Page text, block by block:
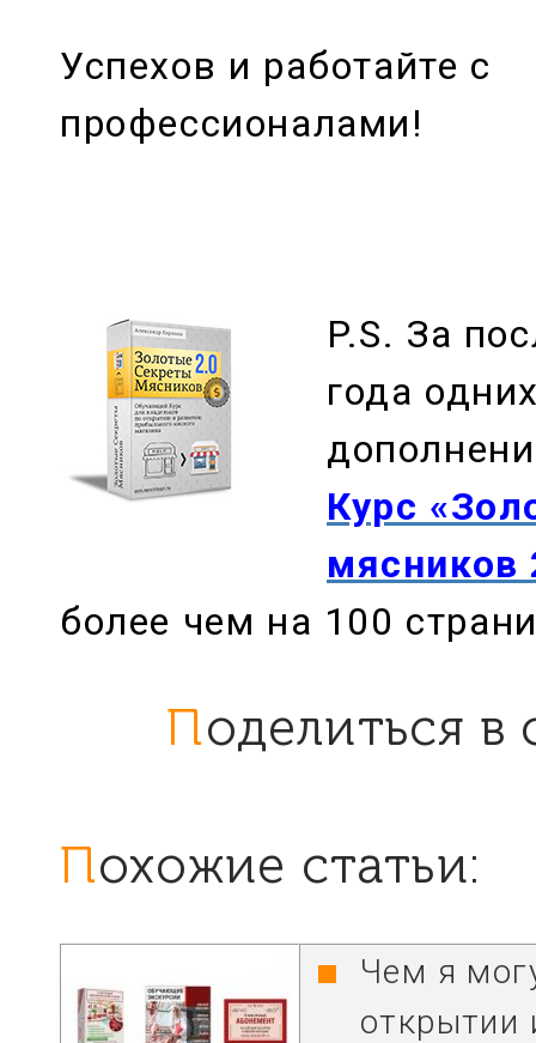
Успехов и работайте с
профессионалами!
P.S. За
года
Курс
мясников
более чем на 100
Поделиться
Похожие статьи:
Чем я
открытии